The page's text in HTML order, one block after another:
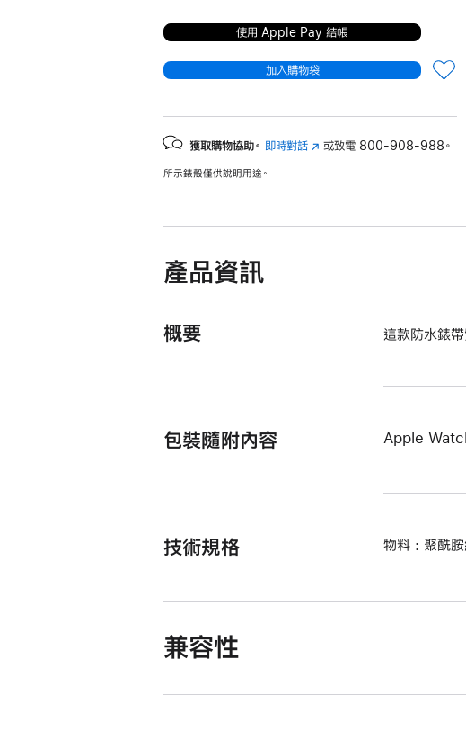
使用 Apple Pay 結帳
加入購物袋
獲取購物協助。 即時對話 (以 或致電 800-908-988。
所示錶殼僅供說明用途。
產品資訊
概要 這款防水錶
包裝隨附內容 Apple
技術規格 物料 : 聚酰胺
兼容性